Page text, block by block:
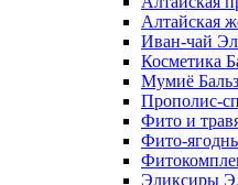
Алтайская
Иван-чай
Косметика
Мумиё
Прополис-
Фито и
Фито-
Эликсиры